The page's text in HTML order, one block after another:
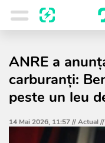
ANRE a
carburanți:
peste un leu
14 Mai 2026, 11:57 //Actual//